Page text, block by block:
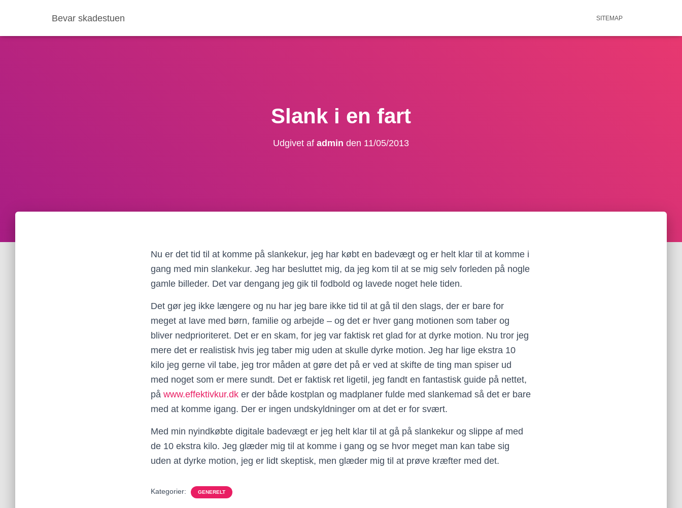
Bevar skadestuen SITEMAP
Slank i en fart
Udgivet af admin den 11/05/2013
Nu er det tid til at komme på slankekur, jeg har købt en badevægt og er helt klar til at komme i
gang med min slankekur. Jeg har besluttet mig, da jeg kom til at se mig selv forleden på nogle
gamle billeder. Det var dengang jeg gik til fodbold og lavede noget hele tiden.
Det gør jeg ikke længere og nu har jeg bare ikke tid til at gå til den slags, der er bare for
meget at lave med børn, familie og arbejde – og det er hver gang motionen som taber og
bliver nedprioriteret. Det er en skam, for jeg var faktisk ret glad for at dyrke motion. Nu tror jeg
mere det er realistisk hvis jeg taber mig uden at skulle dyrke motion. Jeg har lige ekstra 10
kilo jeg gerne vil tabe, jeg tror måden at gøre det på er ved at skifte de ting man spiser ud
med noget som er mere sundt. Det er faktisk ret ligetil, jeg fandt en fantastisk guide på nettet,
på www.effektivkur.dk er der både kostplan og madplaner fulde med slankemad så det er bare
med at komme igang. Der er ingen undskyldninger om at det er for svært.
Med min nyindkøbte digitale badevægt er jeg helt klar til at gå på slankekur og slippe af med
de 10 ekstra kilo. Jeg glæder mig til at komme i gang og se hvor meget man kan tabe sig
uden at dyrke motion, jeg er lidt skeptisk, men glæder mig til at prøve kræfter med det.
Kategorier: GENERELT